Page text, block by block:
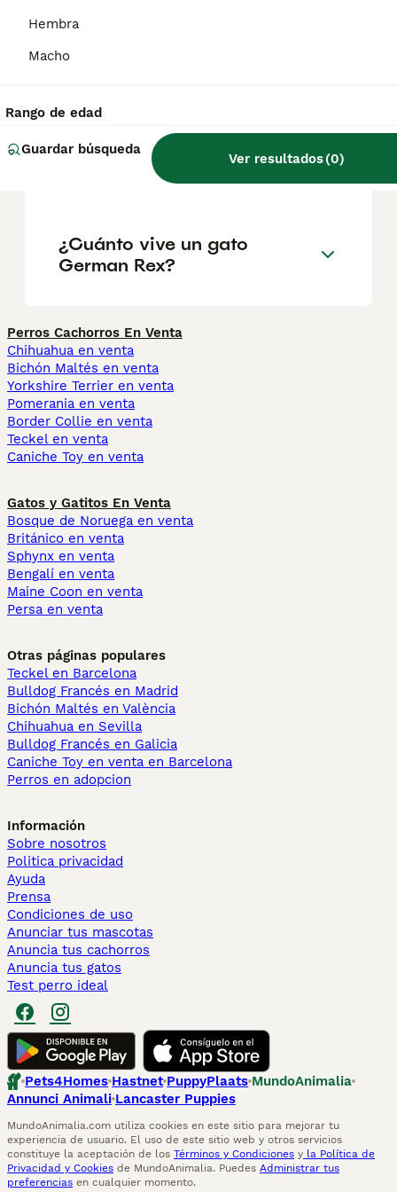
Hembra
Macho
Rango de edad
Guardar búsqueda
Ver resultados(0)
¿Cuánto cuesta un gato
¿Es el German Rex una
buena mascota?
¿Cuánto vive un gato
German Rex?
Perros Cachorros En Venta
Chihuahua en venta
Bichón Maltés en venta
Yorkshire Terrier en venta
Pomerania en venta
Border Collie en venta
Teckel en venta
Caniche Toy en venta
Gatos y Gatitos En Venta
Bosque de Noruega en venta
Británico en venta
Sphynx en venta
Bengalí en venta
Maine Coon en venta
Persa en venta
Otras páginas populares
Teckel en Barcelona
Bulldog Francés en Madrid
Bichón Maltés en València
Chihuahua en Sevilla
Bulldog Francés en Galicia
Caniche Toy en venta en Barcelona
Perros en adopcion
Información
Sobre nosotros
Politica privacidad
Ayuda
Prensa
Condiciones de uso
Anunciar tus mascotas
Anuncia tus cachorros
Anuncia tus gatos
Test perro ideal
Pets4Homes Hastnet PuppyPlaats MundoAnimalia
Annunci Animali Lancaster Puppies
MundoAnimalia.com utiliza cookies en este sitio para mejorar tu
experiencia de usuario. El uso de este sitio web y otros servicios
constituye la aceptación de los Términos y Condiciones y la Política de
Privacidad y Cookies de MundoAnimalia. Puedes Administrar tus
preferencias en cualquier momento.